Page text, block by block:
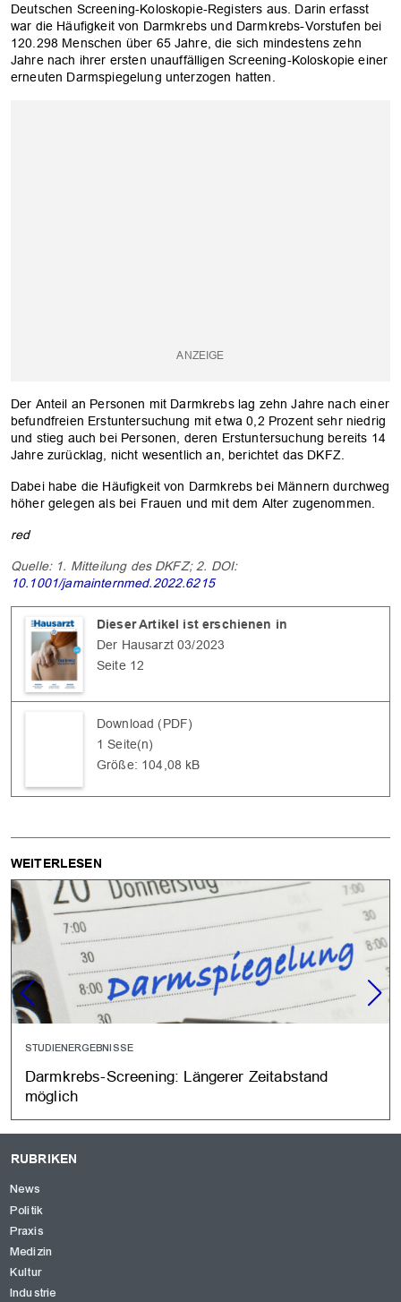
Deutschen Screening-Koloskopie-Registers aus. Darin erfasst
war die Häufigkeit von Darmkrebs und Darmkrebs-Vorstufen bei
120.298 Menschen über 65 Jahre, die sich mindestens zehn
Jahre nach ihrer ersten unauffälligen Screening-Koloskopie einer
erneuten Darmspiegelung unterzogen hatten.
Der Anteil an Personen mit Darmkrebs lag zehn Jahre nach einer
befundfreien Erstuntersuchung mit etwa 0,2 Prozent sehr niedrig
und stieg auch bei Personen, deren Erstuntersuchung bereits 14
Jahre zurücklag, nicht wesentlich an, berichtet das DKFZ.
Dabei habe die Häufigkeit von Darmkrebs bei Männern durchweg
höher gelegen als bei Frauen und mit dem Alter zugenommen.
red
Quelle: 1. Mitteilung des DKFZ; 2. DOI:
10.1001/jamainternmed.2022.6215
Dieser Artikel ist erschienen in
Der Hausarzt 03/2023
Seite 12
Download (PDF)
1 Seite(n)
Größe: 104,08 kB
WEITERLESEN
STUDIENERGEBNISSE
Darmkrebs-Screening: Längerer Zeitabstand
möglich
RUBRIKEN
News
Politik
Praxis
Medizin
Kultur
Industrie